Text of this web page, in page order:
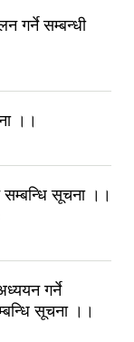
गर्ने सम्बन्धी
।।
सूचना ।।
गर्ने
सूचना ।।